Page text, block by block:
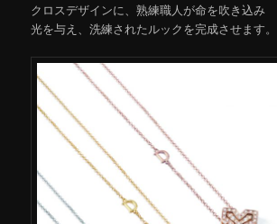
クロスデザインに、熟練職人が命を吹き込み
光を与え、洗練されたルックを完成させます。